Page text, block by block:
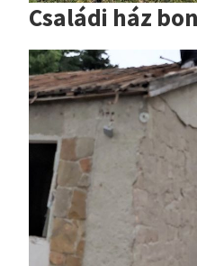
Családi ház